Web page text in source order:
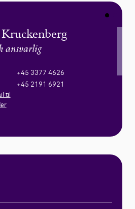
ansvarlig
+45 3377 4626
+45 2191 6921
til